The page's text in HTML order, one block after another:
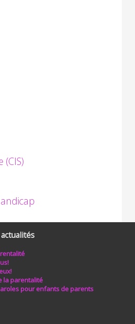
(CIS)
la parentalité
pour enfants de parents